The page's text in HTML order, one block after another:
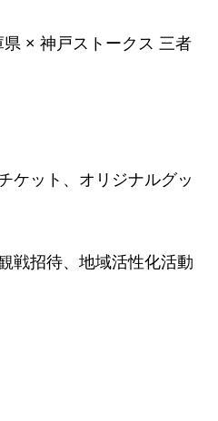
× 神戸ストークス 三者
ケット、オリジナルグッ
戦招待、地域活性化活動